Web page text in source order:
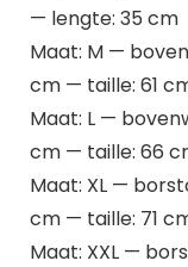
— lengte: 35 cm
Maat: M —
cm — taille: 61
Maat: L —
cm — taille: 66
Maat: XL —
cm — taille: 71
Maat: XXL —